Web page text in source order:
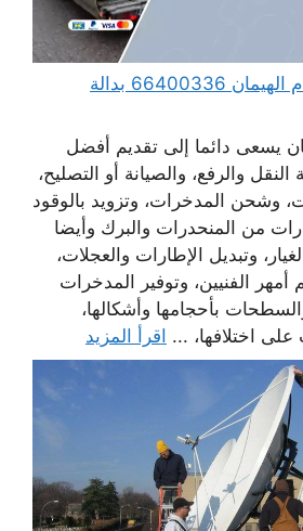
ونش كرين سطحة ام الهيمان 66400336 بدالة
يسعى دائما إلى تقديم أفضل
والرفع، والصيانة أو التصليح،
وشحن المدخرات، وتزويد بالوقود
من المنحدرات والبرك وأيضا
وتبديل الإطارات والعجلات،
أمهر الفنيين، وتوفير المدخرات
بأحجامها وأشكالها،
اختلافها، ... اقرأ المزيد